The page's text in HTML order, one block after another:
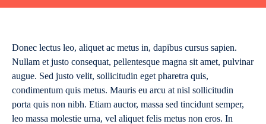
Donec lectus leo, aliquet ac metus in, dapibus cursus sapien.
Nullam et justo consequat, pellentesque magna sit amet, pulvinar
augue. Sed justo velit, sollicitudin eget pharetra quis,
condimentum quis metus. Mauris eu arcu at nisl sollicitudin
porta quis non nibh. Etiam auctor, massa sed tincidunt semper,
leo massa molestie urna, vel aliquet felis metus non eros. In